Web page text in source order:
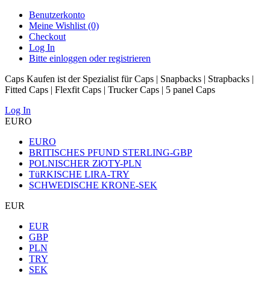
Benutzerkonto
Meine Wishlist (0)
Checkout
Log In
Bitte einloggen oder registrieren
Caps Kaufen ist der Spezialist für Caps | Snapbacks | Strapbacks |
Fitted Caps | Flexfit Caps | Trucker Caps | 5 panel Caps
Log In
EURO
EURO
BRITISCHES PFUND STERLING-GBP
POLNISCHER ZłOTY-PLN
TüRKISCHE LIRA-TRY
SCHWEDISCHE KRONE-SEK
EUR
EUR
GBP
PLN
TRY
SEK